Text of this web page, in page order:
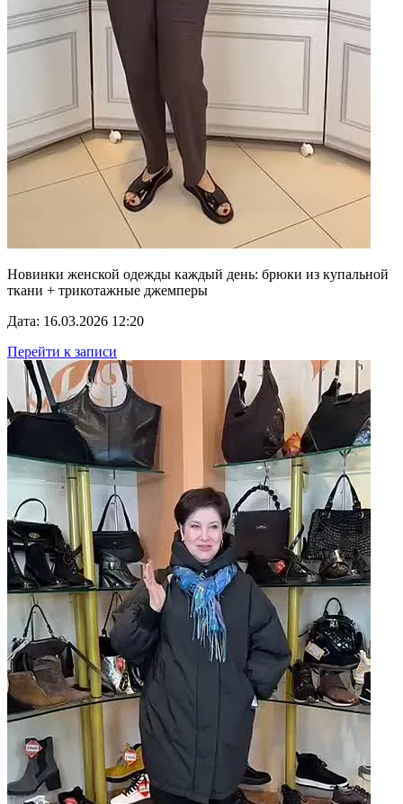
Новинки женской одежды каждый день: брюки из купальной
ткани + трикотажные джемперы
Дата: 16.03.2026 12:20
Перейти к записи